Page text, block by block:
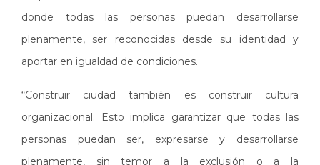
donde todas las personas puedan desarrollarse
plenamente, ser reconocidas desde su identidad y
aportar en igualdad de condiciones.
“Construir ciudad también es construir cultura
organizacional. Esto implica garantizar que todas las
personas puedan ser, expresarse y desarrollarse
plenamente, sin temor a la exclusión o a la